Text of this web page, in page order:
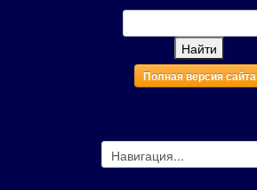
Полная версия сайта